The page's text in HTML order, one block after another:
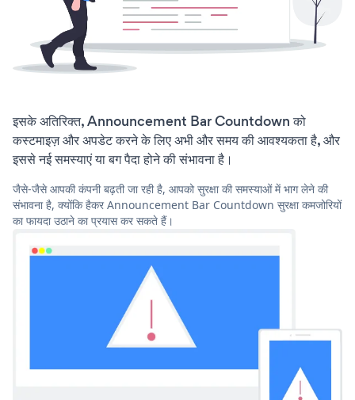
इसके अतिरिक्त, Announcement Bar Countdown को
कस्टमाइज़ और अपडेट करने के लिए अभी और समय की आवश्यकता है, और
इससे नई समस्याएं या बग पैदा होने की संभावना है।
जैसे-जैसे आपकी कंपनी बढ़ती जा रही है, आपको सुरक्षा की समस्याओं में भाग लेने की
संभावना है, क्योंकि हैकर Announcement Bar Countdown सुरक्षा कमजोरियों
का फायदा उठाने का प्रयास कर सकते हैं।